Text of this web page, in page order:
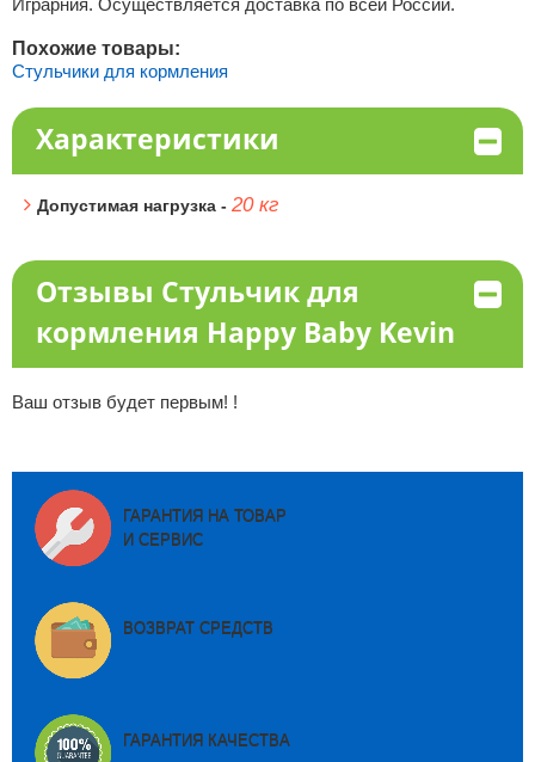
Играрния. Осуществляется доставка по всей России.
Похожие товары:
Стульчики для кормления
Характеристики
Допустимая нагрузка - 20 кг
Отзывы Стульчик для
кормления Happy Baby Kevin
Ваш отзыв будет первым! !
ГАРАНТИЯ НА ТОВАР
И СЕРВИС
ВОЗВРАТ СРЕДСТВ
ГАРАНТИЯ КАЧЕСТВА